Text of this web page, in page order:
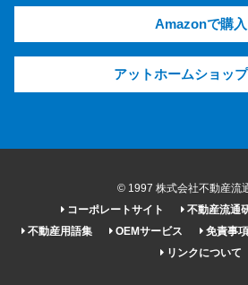
Amazonで購入
アットホームショッ
© 1997 株式会社不動産流
コーポレートサイト
不動産流通
不動産用語集
OEMサービス 免責事項
リンクについて